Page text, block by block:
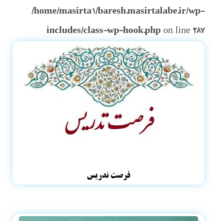
/home/masirta1/baresh.masirtalabe.ir/wp-
includes/class-wp-hook.phpon line 287
فرصت تدریس